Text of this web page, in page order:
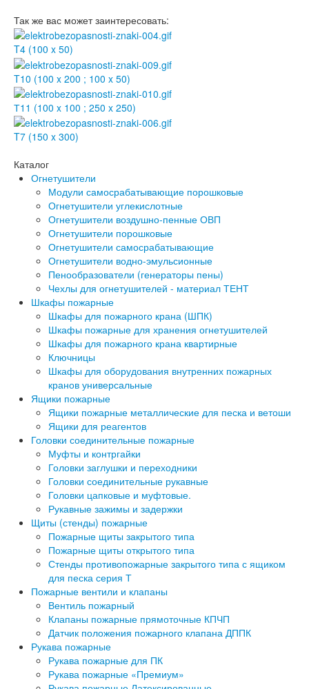
Так же вас может заинтересовать:
T4 (100 x 50)
T10 (100 x 200 ; 100 x 50)
Т11 (100 x 100 ; 250 x 250)
T7 (150 x 300)
Каталог
Огнетушители
Модули самосрабатывающие порошковые
Огнетушители углекислотные
Огнетушители воздушно-пенные ОВП
Огнетушители порошковые
Огнетушители самосрабатывающие
Огнетушители водно-эмульсионные
Пенообразователи (генераторы пены)
Чехлы для огнетушителей - материал ТЕНТ
Шкафы пожарные
Шкафы для пожарного крана (ШПК)
Шкафы пожарные для хранения огнетушителей
Шкафы для пожарного крана квартирные
Ключницы
Шкафы для оборудования внутренних пожарных
кранов универсальные
Ящики пожарные
Ящики пожарные металлические для песка и ветоши
Ящики для реагентов
Головки соединительные пожарные
Муфты и контргайки
Головки заглушки и переходники
Головки соединительные рукавные
Головки цапковые и муфтовые.
Рукавные зажимы и задержки
Щиты (стенды) пожарные
Пожарные щиты закрытого типа
Пожарные щиты открытого типа
Стенды противопожарные закрытого типа с ящиком
для песка серия Т
Пожарные вентили и клапаны
Вентиль пожарный
Клапаны пожарные прямоточные КПЧП
Датчик положения пожарного клапана ДППК
Рукава пожарные
Рукава пожарные для ПК
Рукава пожарные «Премиум»